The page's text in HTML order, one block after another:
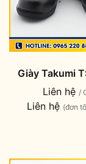
Giày Takumi
Liên hệ /
Liên hệ (đơn